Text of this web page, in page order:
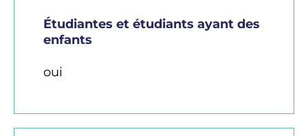
Étudiantes et étudiants ayant des
enfants
oui